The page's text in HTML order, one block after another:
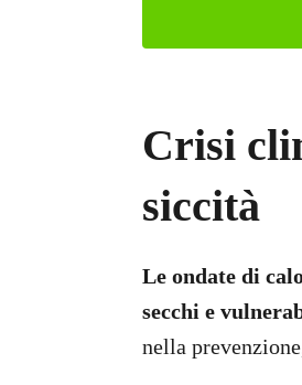
Crisi
siccità
Le ondate di
secchi e
nella